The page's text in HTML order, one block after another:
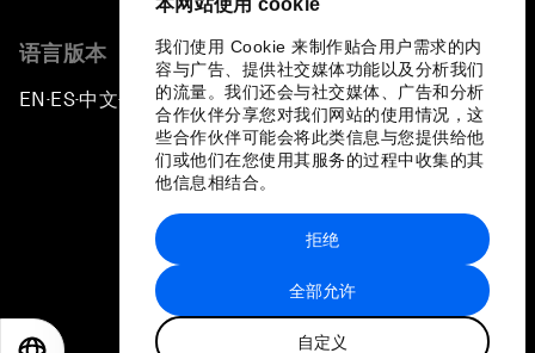
本网站使用 cookie
我们使用 Cookie 来制作贴合用户需求的内
容与广告、提供社交媒体功能以及分析我们
的流量。我们还会与社交媒体、广告和分析
合作伙伴分享您对我们网站的使用情况，这
些合作伙伴可能会将此类信息与您提供给他
们或他们在您使用其服务的过程中收集的其
他信息相结合。
全部允许
自定义
拒绝
语言版本
EN ▪ES▪中文▪ 日本語
站点地图
世界经济论坛